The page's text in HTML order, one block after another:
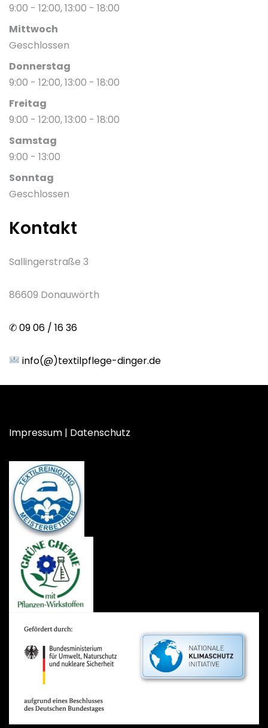
9:00 - 12:00, 13:00 - 18:00
Mittwoch
Geschlossen
Donnerstag
9:00 - 12:00, 13:00 - 18:00
Freitag
9:00 - 12:00, 13:00 - 18:00
Samstag
9:00 - 13:00
Sonntag
Geschlossen
Kontakt
Sallingerstraße 3
86609 Donauwörth
✆09 06 / 16 36
info(@)textilpflege-dinger.de
Impressum | Datenschutz